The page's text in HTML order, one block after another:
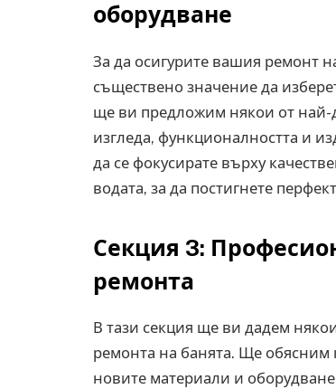
оборудване
За да осигурите вашия ремонт
съществено значение да
ще ви предложим някои от най-
изгледа, функционалността и
да се фокусирате върху
водата, за да постигнете
Секция 3:
ремонта
В тази секция ще ви дадем
ремонта на банята. Ще обясним
новите материали и